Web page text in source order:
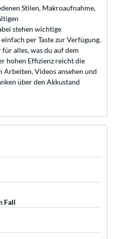
Stilen, Makroaufnahme,
stehen wichtige
per Taste zur Verfügung.
alles, was du auf dem
hohen Effizienz reicht die
Arbeiten, Videos ansehen und
über den Akkustand
Fall